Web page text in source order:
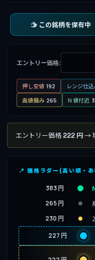
🫱 この銘柄を保有中
エントリー価格:
押し安値 192 レンジ仕
高値掴み 265 N 値付近
エントリー価格 222 円→
📍 価格ラダー(高い順・
383 円
265 円
230 円
227 円